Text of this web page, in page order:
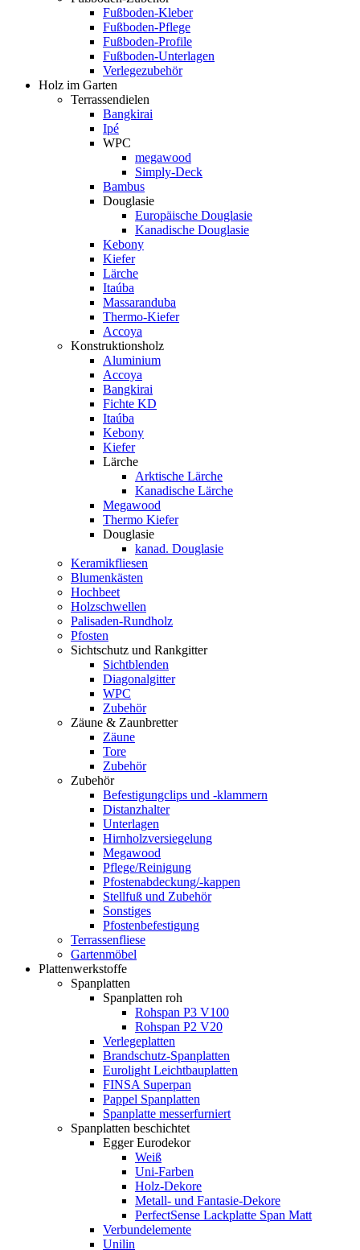
Fußboden-Kleber
Fußboden-Pflege
Fußboden-Profile
Fußboden-Unterlagen
Verlegezubehör
Holz im Garten
Terrassendielen
Bangkirai
Ipé
WPC
megawood
Simply-Deck
Bambus
Douglasie
Europäische Douglasie
Kanadische Douglasie
Kebony
Kiefer
Lärche
Itaúba
Massaranduba
Thermo-Kiefer
Accoya
Konstruktionsholz
Aluminium
Accoya
Bangkirai
Fichte KD
Itaúba
Kebony
Kiefer
Lärche
Arktische Lärche
Kanadische Lärche
Megawood
Thermo Kiefer
Douglasie
kanad. Douglasie
Keramikfliesen
Blumenkästen
Hochbeet
Holzschwellen
Palisaden-Rundholz
Pfosten
Sichtschutz und Rankgitter
Sichtblenden
Diagonalgitter
WPC
Zubehör
Zäune & Zaunbretter
Zäune
Tore
Zubehör
Zubehör
Befestigungclips und -klammern
Distanzhalter
Unterlagen
Hirnholzversiegelung
Megawood
Pflege/Reinigung
Pfostenabdeckung/-kappen
Stellfuß und Zubehör
Sonstiges
Pfostenbefestigung
Terrassenfliese
Gartenmöbel
Plattenwerkstoffe
Spanplatten
Spanplatten roh
Rohspan P3 V100
Rohspan P2 V20
Verlegeplatten
Brandschutz-Spanplatten
Eurolight Leichtbauplatten
FINSA Superpan
Pappel Spanplatten
Spanplatte messerfurniert
Spanplatten beschichtet
Egger Eurodekor
Weiß
Uni-Farben
Holz-Dekore
Metall- und Fantasie-Dekore
PerfectSense Lackplatte Span Matt
Verbundelemente
Unilin